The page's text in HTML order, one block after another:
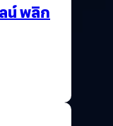
น์ พลิก